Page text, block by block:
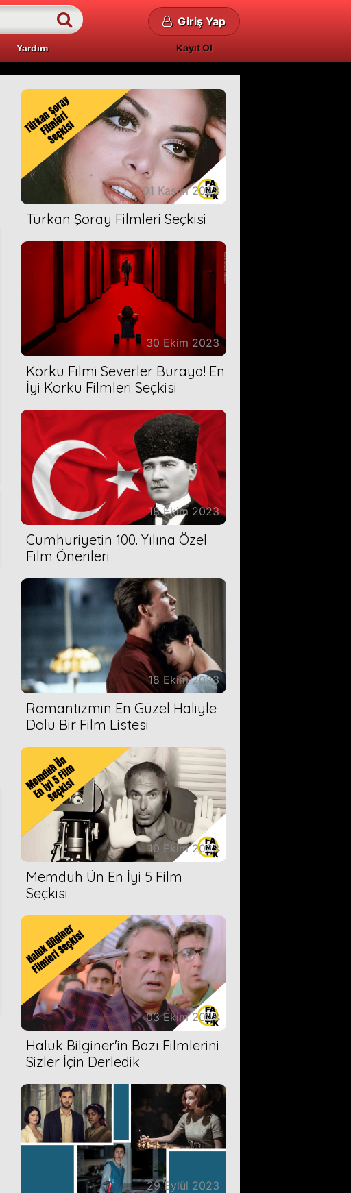
Yardım
Giriş Yap
Kayıt Ol
01 Kasım 2023
Türkan Şoray Filmleri Seçkisi
30 Ekim 2023
Korku Filmi Severler Buraya! En
İyi Korku Filmleri Seçkisi
18 Ekim 2023
Cumhuriyetin 100. Yılına Özel
Film Önerileri
18 Ekim 2023
Romantizmin En Güzel Haliyle
Dolu Bir Film Listesi
10 Ekim 2023
Memduh Ün En İyi 5 Film
Seçkisi
03 Ekim 2023
Haluk Bilginer'in Bazı Filmlerini
Sizler İçin Derledik
29 Eylül 2023